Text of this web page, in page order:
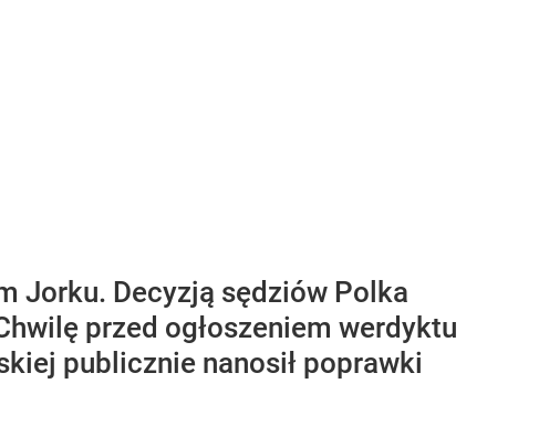
Jorku. Decyzją sędziów Polka
przed ogłoszeniem werdyktu
publicznie nanosił poprawki